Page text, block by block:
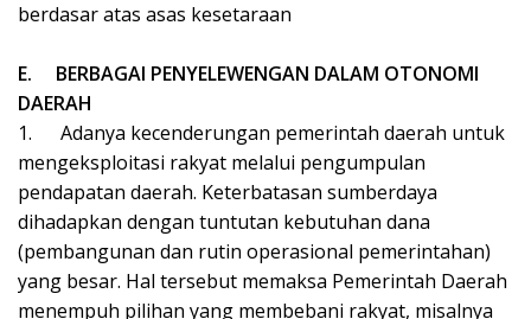
berdasar atas asas kesetaraan
E.
BERBAGAI PENYELEWENGAN DALAM OTONOMI
DAERAH
1.
Adanya kecenderungan pemerintah daerah untuk
mengeksploitasi rakyat melalui pengumpulan
pendapatan daerah. Keterbatasan sumberdaya
dihadapkan dengan tuntutan kebutuhan dana
(pembangunan dan rutin operasional pemerintahan)
yang besar. Hal tersebut memaksa Pemerintah Daerah
menempuh pilihan yang membebani rakyat, misalnya